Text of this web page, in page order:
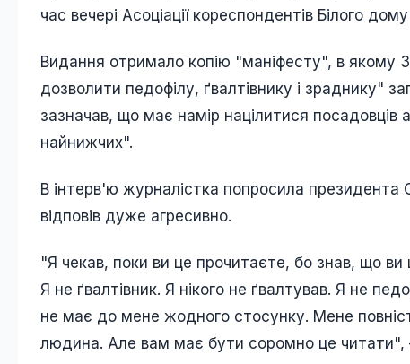
час вечері Асоціації кореспондентів Білого
Видання отримало копію "маніфесту", в якому
дозволити педофілу, ґвалтівнику і зраднику"
зазначав, що має намір націлитися
найнижчих".
В інтерв'ю журналістка попросила президента
відповів дуже агресивно.
"Я чекав, поки ви це прочитаєте, бо знав, що
Я не ґвалтівник. Я нікого не ґвалтував. Я не
не має до мене жодного стосунку. Мене
людина. Але вам має бути соромно це читати",